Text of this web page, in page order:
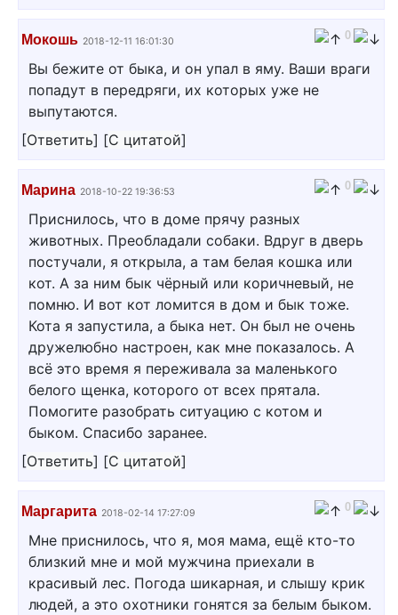
Мокошь 2018-12-11 16:01:30 0
Вы бежите от быка, и он упал в яму. Ваши враги
попадут в передряги, их которых уже не
выпутаются.
[Ответить] [С цитатой]
Марина 2018-10-22 19:36:53 0
Приснилось, что в доме прячу разных
животных. Преобладали собаки. Вдруг в дверь
постучали, я открыла, а там белая кошка или
кот. А за ним бык чёрный или коричневый, не
помню. И вот кот ломится в дом и бык тоже.
Кота я запустила, а быка нет. Он был не очень
дружелюбно настроен, как мне показалось. А
всё это время я переживала за маленького
белого щенка, которого от всех прятала.
Помогите разобрать ситуацию с котом и
быком. Спасибо заранее.
[Ответить] [С цитатой]
Маргарита 2018-02-14 17:27:09 0
Мне приснилось, что я, моя мама, ещё кто-то
близкий мне и мой мужчина приехали в
красивый лес. Погода шикарная, и слышу крик
людей, а это охотники гонятся за белым быком.